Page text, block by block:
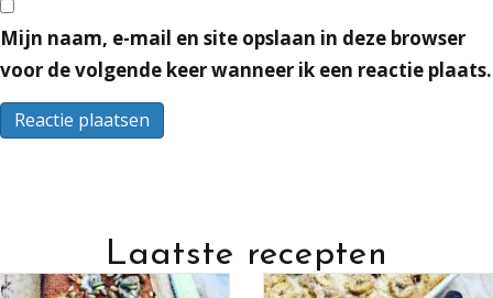
Mijn naam, e-mail en site opslaan in deze browser
voor de volgende keer wanneer ik een reactie plaats.
Laatste recepten